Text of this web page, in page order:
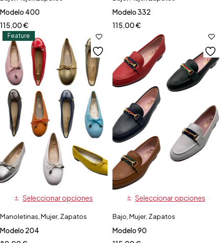
Modelo 400
115,00€
Modelo 332
115,00€
Feature
Seleccionar opciones
Manoletinas Mujer, Zapatos
Modelo 204
Seleccionar opciones
Bajo Mujer, Zapatos
Modelo 90